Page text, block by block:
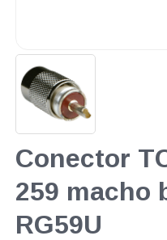
Conector
259 macho
RG59U